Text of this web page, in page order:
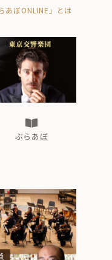
あぼONLINE」とは
ノ・オデッセイ
ぶらあぼ
ノ・オデッセイ